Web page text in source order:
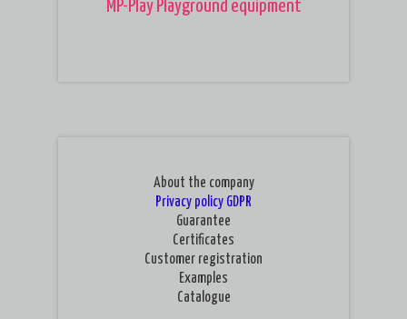
About the company
Privacy policy GDPR
Guarantee
Certificates
Customer registration
Examples
Catalogue
MP-Play Playground equipment